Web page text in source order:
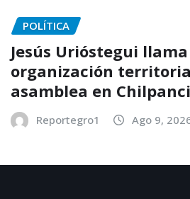
POLÍTICA
Jesús Urióstegui
organización
asamblea en
Reportegro1 Ago 9,